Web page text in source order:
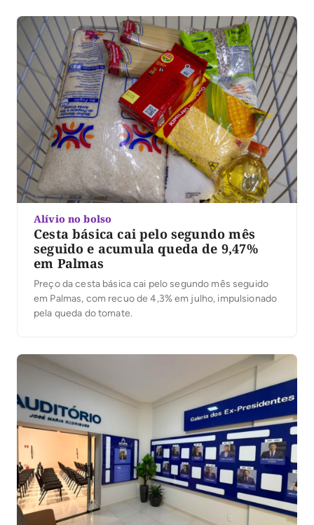
Alívio no bolso
Cesta básica cai pelo segundo mês
seguido e acumula queda de 9,47%
em Palmas
Preço da cesta básica cai pelo segundo mês seguido
em Palmas, com recuo de 4,3% em julho, impulsionado
pela queda do tomate.